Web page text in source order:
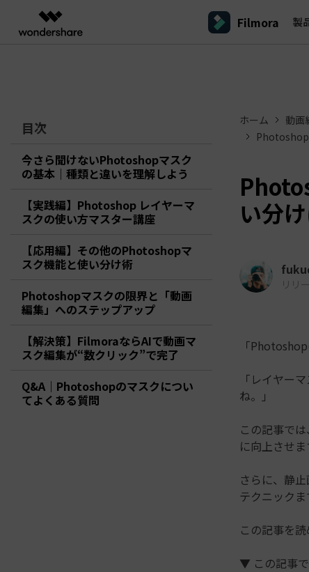
製品
動画編集ソフト
動画変換ソフト
DVD Memory
DemoCreator
画面録画ソフト
Media.io
AI動画・画像・音楽ジェネレーター
AI動画・画像編集アプリ
ToMoviee AI
EdrawMax
ベクタードローソフト
パートナープログ
ラム
Filmora 製
Filmora - Windows動画編集ソフト
Filmora - Mac動画編集ソフト
モバイル Filmora - iOS動画編集アプリ
Filmora - Android動画編集アプリ
Filmora - iPad版
オンライン Filmora - オンライン動画編集
アセット Creative Assets（クリエイティブ
インフルエンサー
フリーランサー
動画編集ソフトと方法
動画編集の高度スキル・テクニッ
動画再生ソフトと方法
音声編集の基本知識
動画編集アプリまとめ
Filmoraバージョン情報 ク
ク
Filmoraのステップバイステップガイドを学ぶサポ
クリエイター収益化
創造力を収益に変えましょう！
友
招
目次
今さら聞けないPhotoshopマスク
の基本｜種類と違いを理解しよう
【実践編】Photoshop レイヤーマ
スクの使い方マスター講座
【応用編】その他のPhotoshopマ
スク機能と使い分け術
Photoshopマスクの限界と「動画
編集」へのステップアップ
【解決策】FilmoraならAIで動画マ
スク編集が“数クリック”で完了
Q&A｜Photoshopのマスクについ
てよくある質問
ホーム
動画
Photoshop
い分
リリ
「
「レイヤー
ね。」
この記事で
に向上させま
さらに、静
テクニックま
この記事を
▼ この記事